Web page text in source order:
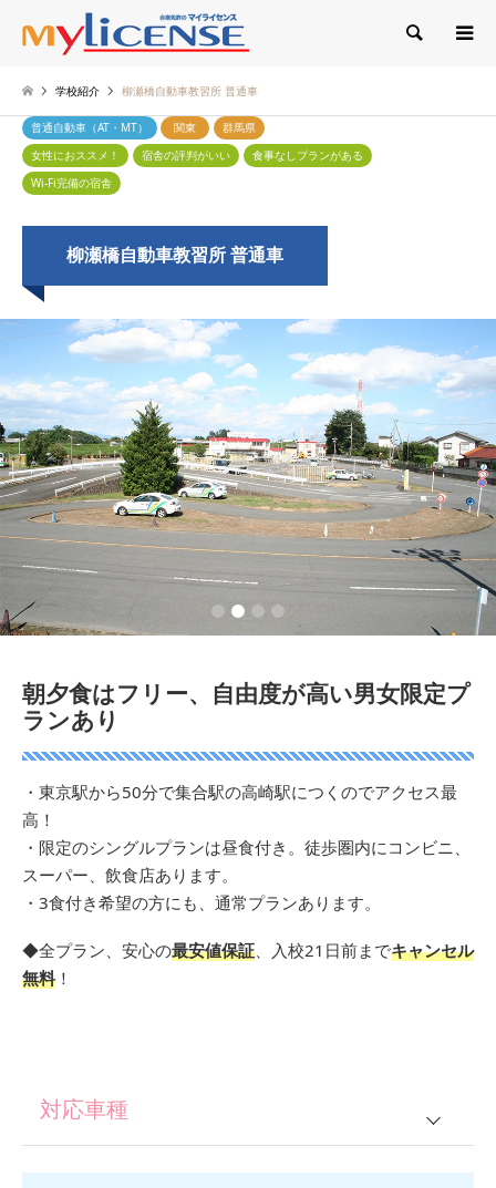
検索
学校紹介 柳瀬橋自動車教習所 普通車
普通自動車（AT・MT） 関東
群馬県
女性におススメ！
宿舎の評判がいい
食事なしプランがある
Wi-Fi完備の宿舎
柳瀬橋自動車教習所 普通車
2
朝夕食はフリー、自由度が高い男女限定プ
ランあり
・東京駅から50分で集合駅の高崎駅につくのでアクセス最
高！
・限定のシングルプランは昼食付き。徒歩圏内にコンビニ、
スーパー、飲食店あります。
・3食付き希望の方にも、通常プランあります。
◆全プラン、安心の最安値保証、入校21日前までキャンセル
無料 ！
対応車種